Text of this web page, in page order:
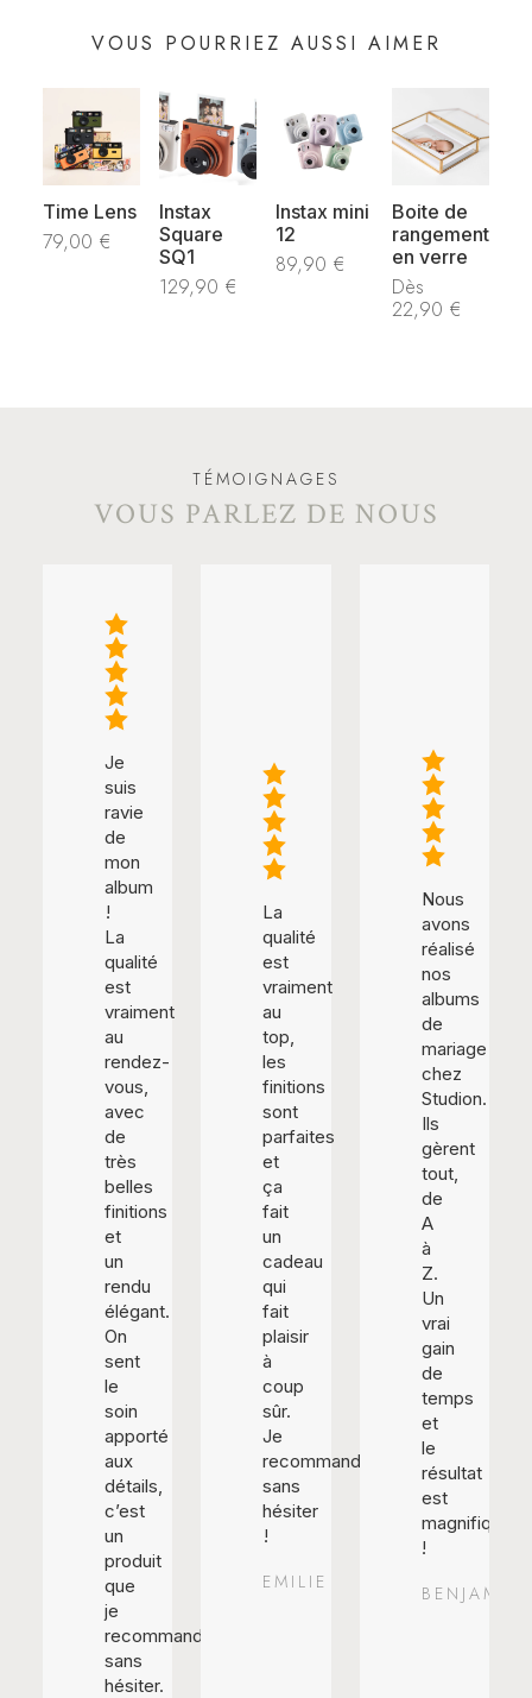
VOUS POURRIEZ AUSSI AIMER
Time Lens
79,00 €
Instax
Square
SQ1
129,90 €
Instax mini
12
89,90 €
Boite de
rangement
en verre
Dès
22,90 €
TÉMOIGNAGES
VOUS PARLEZ DE NOUS
Je
suis
ravie
de
mon
album
!
La
qualité
est
vraiment
au
rendez-
vous,
avec
de
très
belles
finitions
et
un
rendu
élégant.
On
sent
le
soin
apporté
aux
détails,
c’est
un
produit
que
je
recommande
sans
hésiter.
La
qualité
est
vraiment
au
top,
les
finitions
sont
parfaites
et
ça
fait
un
cadeau
qui
fait
plaisir
à
coup
sûr.
Je
recommande
sans
hésiter
!
EMILIE
Nous
avons
réalisé
nos
albums
de
mariage
chez
Studion.
Ils
gèrent
tout,
de
A
à
Z.
Un
vrai
gain
de
temps
et
le
résultat
est
magnifique
!
BENJAMIN